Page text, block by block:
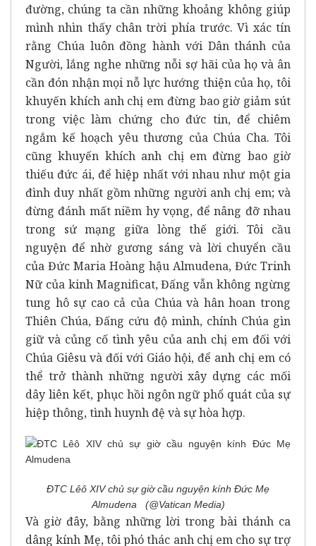
đường, chúng ta cần những khoảng không giúp
mình nhìn thấy chân trời phía trước. Vì xác tín
rằng Chúa luôn đồng hành với Dân thánh của
Người, lắng nghe những nỗi sợ hãi của họ và ân
cần đón nhận mọi nỗ lực hướng thiện của họ, tôi
khuyến khích anh chị em đừng bao giờ giảm sút
trong việc làm chứng cho đức tin, để chiêm
ngắm kế hoạch yêu thương của Chúa Cha. Tôi
cũng khuyến khích anh chị em đừng bao giờ
thiếu đức ái, để hiệp nhất với nhau như một gia
đình duy nhất gồm những người anh chị em; và
đừng đánh mất niềm hy vọng, để nâng đỡ nhau
trong sứ mạng giữa lòng thế giới. Tôi cầu
nguyện để nhờ gương sáng và lời chuyển cầu
của Đức Maria Hoàng hậu Almudena, Đức Trinh
Nữ của kinh Magnificat, Đấng vẫn không ngừng
tung hô sự cao cả của Chúa và hân hoan trong
Thiên Chúa, Đấng cứu độ mình, chính Chúa gìn
giữ và củng cố tình yêu của anh chị em đối với
Chúa Giêsu và đối với Giáo hội, để anh chị em có
thể trở thành những người xây dựng các mối
dây liên kết, phục hồi ngôn ngữ phổ quát của sự
hiệp thông, tình huynh đệ và sự hòa hợp.
ĐTC Lêô XIV chủ sự giờ cầu nguyện kính Đức Mẹ
Almudena (@Vatican Media)
Và giờ đây, bằng những lời trong bài thánh ca
dâng kính Mẹ, tôi phó thác anh chị em cho sự trợ